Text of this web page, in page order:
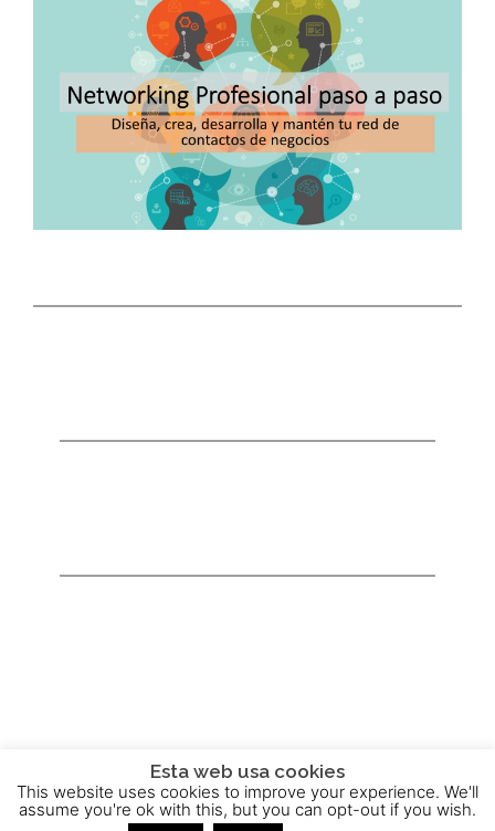
2015 - 2025 © Powered byTheme-Vision
Esta web usa cookies
This website uses cookies to improve your experience. We'll
assume you're ok with this, but you can opt-out if you wish.